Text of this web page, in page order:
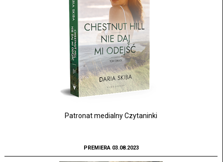
Patronat medialny Czytaninki
PREMIERA 03.08.2023